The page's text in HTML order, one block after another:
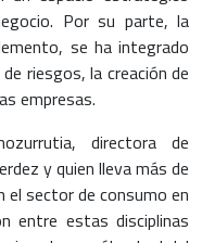
Por su parte, la
se ha integrado
riesgos, la creación de
empresas.
directora de
y quien lleva más de
sector de consumo en
entre estas disciplinas